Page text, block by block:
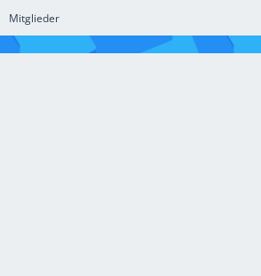
Mitglieder